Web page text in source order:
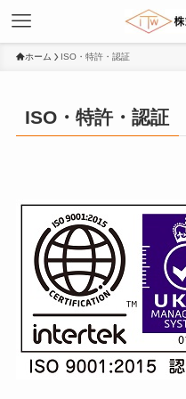
ホーム ISO・特許・認証
ISO・特許・認証